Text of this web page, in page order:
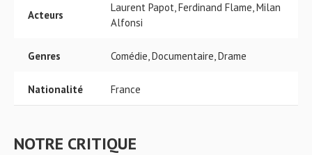
Acteurs
Laurent Papot, Ferdinand Flame, Milan
Alfonsi
Genres Comédie, Documentaire, Drame
Nationalité France
NOTRE CRITIQUE